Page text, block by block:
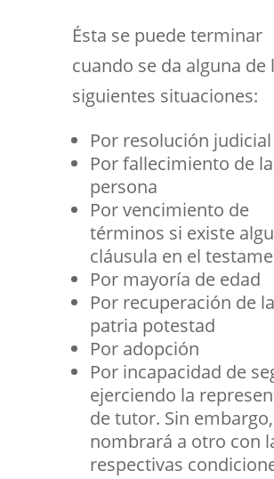
Ésta se puede terminar
cuando se da alguna de
siguientes situaciones:
Por resolución judicial
Por fallecimiento de la
persona
Por vencimiento de
términos si existe
cláusula en el
Por mayoría de edad
Por recuperación de la
patria potestad
Por adopción
Por incapacidad de
ejerciendo la
de tutor. Sin
nombrará a otro con
respectivas